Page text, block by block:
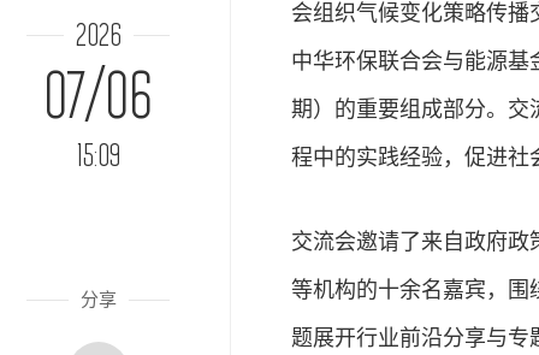
2026
07/06
15:09
分享
会组织气候变化策略传
中华环保联合会与能源基
期）的重要组成部分。交
程中的实践经验，促进社
交流会邀请了来自政府
等机构的十余名嘉宾，围
题展开行业前沿分享与专